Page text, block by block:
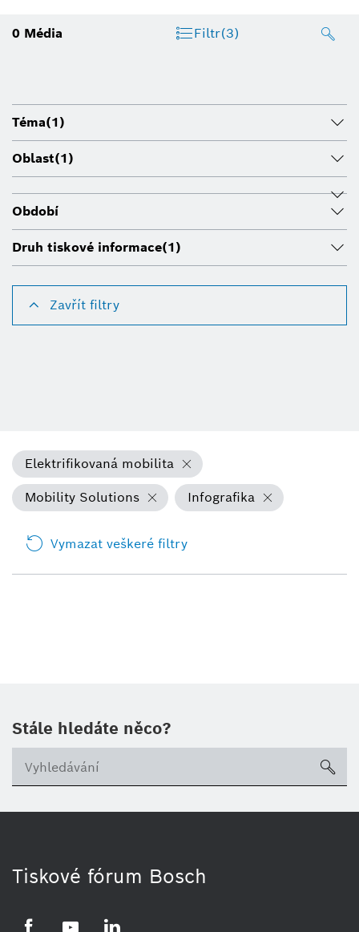
0 Média Filtr(3)
Téma(1)
Oblast(1)
Období
Druh tiskové informace(1)
Zavřít filtry
Elektrifikovaná mobilita
Mobility Solutions
Infografika
Vymazat veškeré filtry
Stále hledáte něco?
Tiskové fórum Bosch